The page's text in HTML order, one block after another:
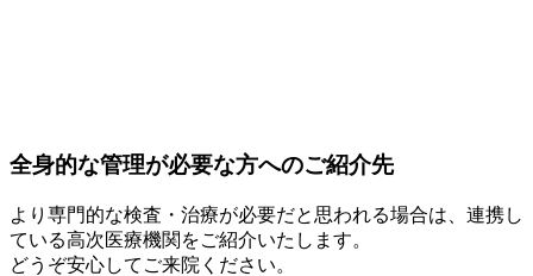
全身的な管理が必要な方へのご紹介先
より専門的な検査・治療が必要だと思われる場合は、連携し
ている高次医療機関をご紹介いたします。
どうぞ安心してご来院ください。